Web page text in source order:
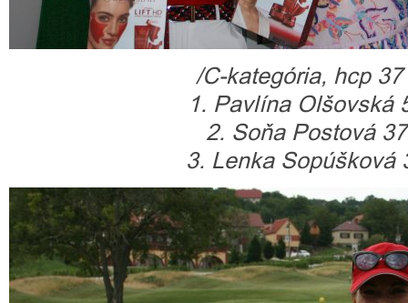
/C-kategória, hcp
1. Pavlína Olšovská
2. Soňa Postová
3. Lenka Sopúšková